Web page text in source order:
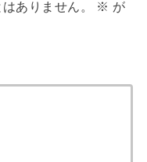
ありません。 ※ が